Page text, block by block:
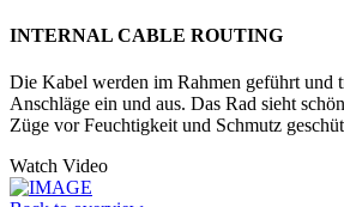
INTERNAL CABLE ROUTING
Die Kabel werden im Rahmen geführt und
Anschläge ein und aus. Das Rad sieht
Züge vor Feuchtigkeit und Schmutz
Watch Video